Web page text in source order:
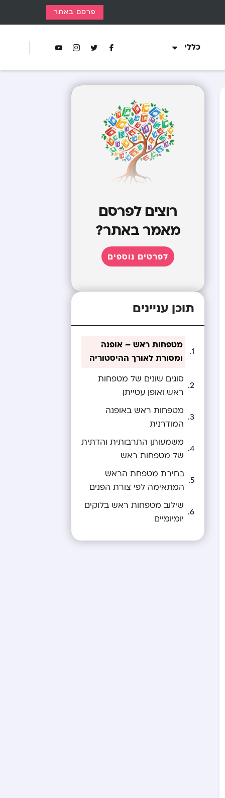
פרסם באתר
כללי
רוצים לפרסם
מאמר באתר?
לפרטים נוספים
תוכן עניינים
מטפחות ראש – אופנה
ומסורת לאורך ההיסטוריה
סוגים שונים של מטפחות
ראש ואופן עטייתן
מטפחות ראש באופנה
המודרנית
משמעותן התרבותית והדתית
של מטפחות ראש
בחירת מטפחת הראש
המתאימה לפי צורת הפנים
שילוב מטפחות ראש בלוקים
יומיומיים